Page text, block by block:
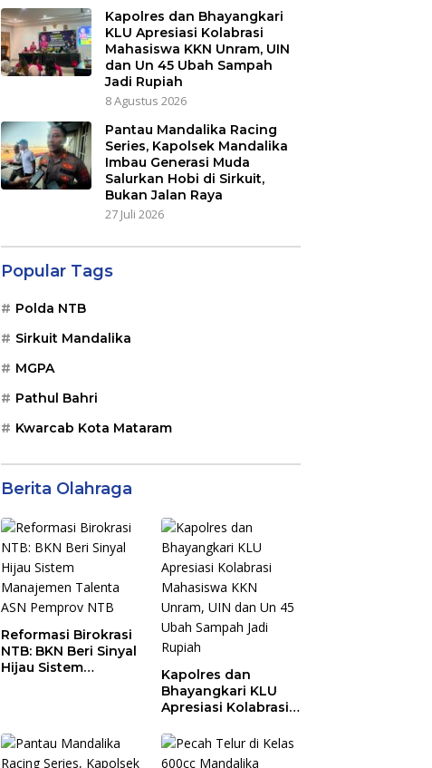
Kapolres dan Bhayangkari
KLU Apresiasi Kolabrasi
Mahasiswa KKN Unram, UIN
dan Un 45 Ubah Sampah
Jadi Rupiah
8 Agustus 2026
Pantau Mandalika Racing
Series, Kapolsek Mandalika
Imbau Generasi Muda
Salurkan Hobi di Sirkuit,
Bukan Jalan Raya
27 Juli 2026
Popular Tags
Polda NTB
Sirkuit Mandalika
MGPA
Pathul Bahri
Kwarcab Kota Mataram
Berita Olahraga
Reformasi Birokrasi
NTB: BKN Beri Sinyal
Hijau Sistem
Kapolres dan
Bhayangkari KLU
Apresiasi Kolabrasi
Unram, UIN dan Un
45 Ubah Sampah